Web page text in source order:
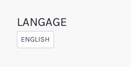
LANGAGE
ENGLISH